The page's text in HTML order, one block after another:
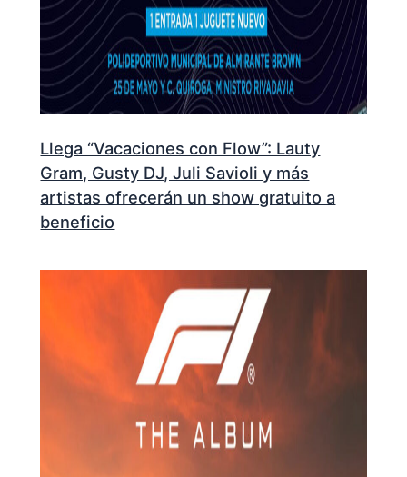
Llega “Vacaciones con Flow”: Lauty
Gram, Gusty DJ, Juli Savioli y más
artistas ofrecerán un show gratuito a
beneficio